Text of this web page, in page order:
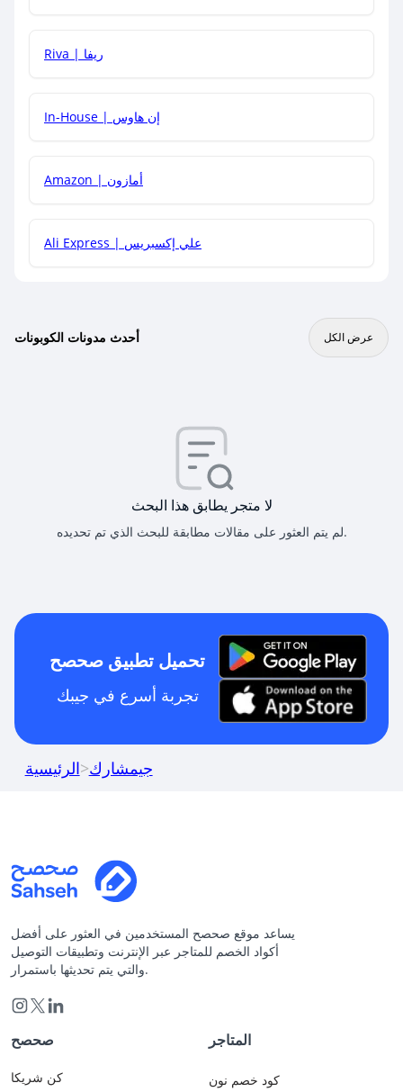
هل يمكنني جمع كود خصم مع العروض الأخرى؟
Riva | ريفا
In-House | إن هاوس
Amazon | أمازون
Ali Express | علي إكسبريس
أحدث مدونات الكوبونات عرض الكل
لا متجر يطابق هذا البحث
لم يتم العثور على مقالات مطابقة للبحث الذي تم تحديده.
تحميل تطبيق صحصح
تجربة أسرع في جيبك
الرئيسية>جيمشارك
يساعد موقع صحصح المستخدمين في العثور على أفضل
أكواد الخصم للمتاجر عبر الإنترنت وتطبيقات التوصيل
والتي يتم تحديثها باستمرار.
صحصح
كن شريكا
المتاجر
كود خصم نون